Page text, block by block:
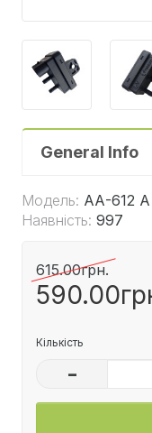
General Info
Модель: АА-612 A
Наявність: 997
615.00грн.
Кількість
–